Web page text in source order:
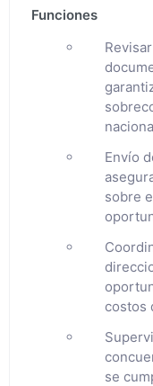
Funciones
Envío
sobre
costos
se